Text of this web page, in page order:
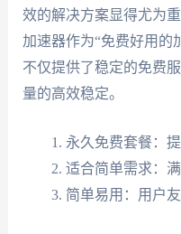
效的解决方案显得尤为
加速器作为“免费好用的
不仅提供了稳定的免费
量的高效稳定。
永久免费套餐：
适合简单需求：
简单易用：用户